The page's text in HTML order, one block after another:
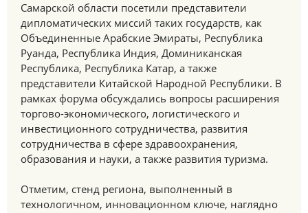
Самарской области посетили представители
дипломатических миссий таких государств, как
Объединенные Арабские Эмираты, Республика
Руанда, Республика Индия, Доминиканская
Республика, Республика Катар, а также
представители Китайской Народной Республики. В
рамках форума обсуждались вопросы расширения
торгово-экономического, логистического и
инвестиционного сотрудничества, развития
сотрудничества в сфере здравоохранения,
образования и науки, а также развития туризма.
Отметим, стенд региона, выполненный в
технологичном, инновационном ключе, наглядно